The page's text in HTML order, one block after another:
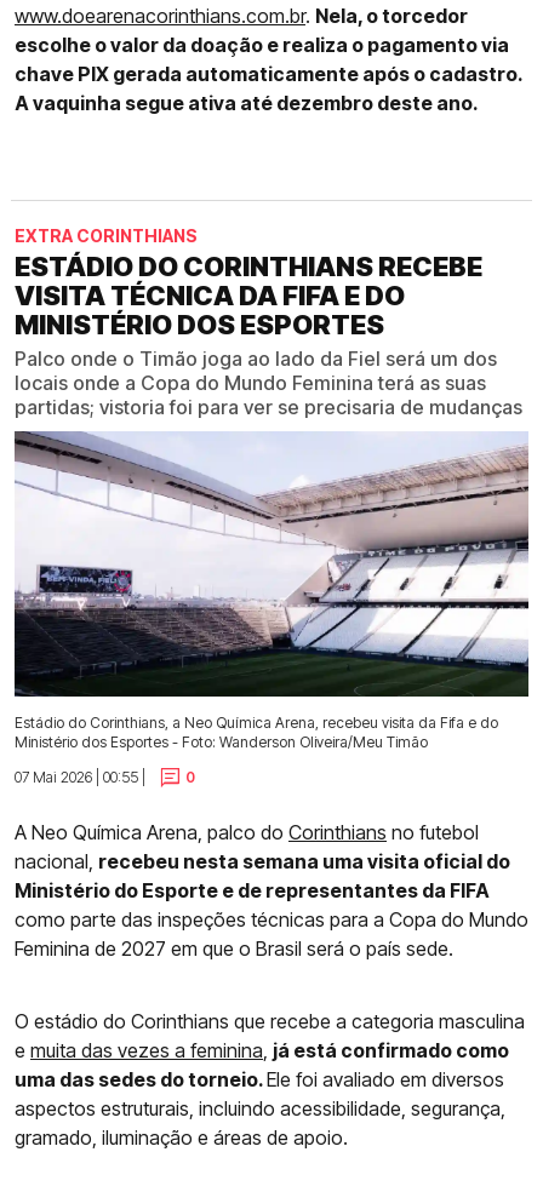
www.doearenacorinthians.com.br. Nela, o torcedor
escolhe o valor da doação e realiza o pagamento via
chave PIX gerada automaticamente após o cadastro.
A vaquinha segue ativa até dezembro deste ano.
EXTRA CORINTHIANS
ESTÁDIO DO CORINTHIANS RECEBE
VISITA TÉCNICA DA FIFA E DO
MINISTÉRIO DOS ESPORTES
Palco onde o Timão joga ao lado da Fiel será um dos
locais onde a Copa do Mundo Feminina terá as suas
partidas; vistoria foi para ver se precisaria de mudanças
Estádio do Corinthians, a Neo Química Arena, recebeu visita da Fifa e do
Ministério dos Esportes - Foto: Wanderson Oliveira/Meu Timão
07 Mai 2026 | 00:55 |
0
A Neo Química Arena, palco do Corinthians no futebol
nacional, recebeu nesta semana uma visita oficial do
Ministério do Esporte e de representantes da FIFA
como parte das inspeções técnicas para a Copa do Mundo
Feminina de 2027 em que o Brasil será o país sede.
O estádio do Corinthians que recebe a categoria masculina
e muita das vezes a feminina, já está confirmado como
uma das sedes do torneio.Ele foi avaliado em diversos
aspectos estruturais, incluindo acessibilidade, segurança,
gramado, iluminação e áreas de apoio.